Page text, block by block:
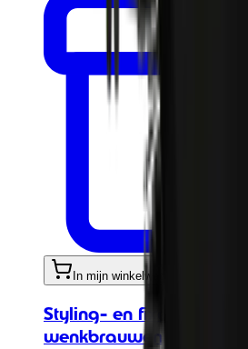
In mijn winkelwagen
Styling- en fixeer-gel
wenkbrauwen